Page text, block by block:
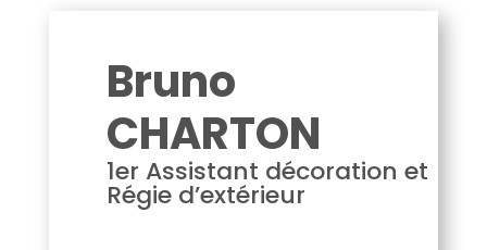
Bruno
CHARTON
1er Assistant décoration et
Régie d’extérieur